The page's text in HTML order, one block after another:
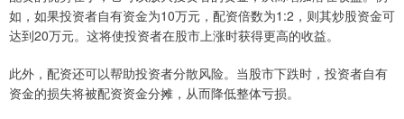
如，如果投资者自有资金为10万元，配资倍数为1:2，则其炒股资金可
达到20万元。这将使投资者在股市上涨时获得更高的收益。
此外，配资还可以帮助投资者分散风险。当股市下跌时，投资者自有
资金的损失将被配资资金分摊，从而降低整体亏损。